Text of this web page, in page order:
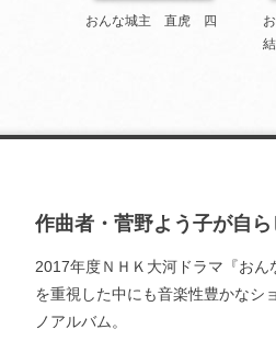
おんな城主 直虎 四
作曲者・菅野よう子が自
2017年度ＮＨＫ大河ドラマ『お
を重視した中にも音楽性豊かなシ
ノアルバム。